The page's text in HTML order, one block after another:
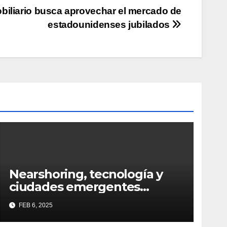
busca aprovechar el mercado de
estadounidenses jubilados
Nearshoring, tecnología y
ciudades emergentes
definirán al Real Estate
FEB 6, 2025